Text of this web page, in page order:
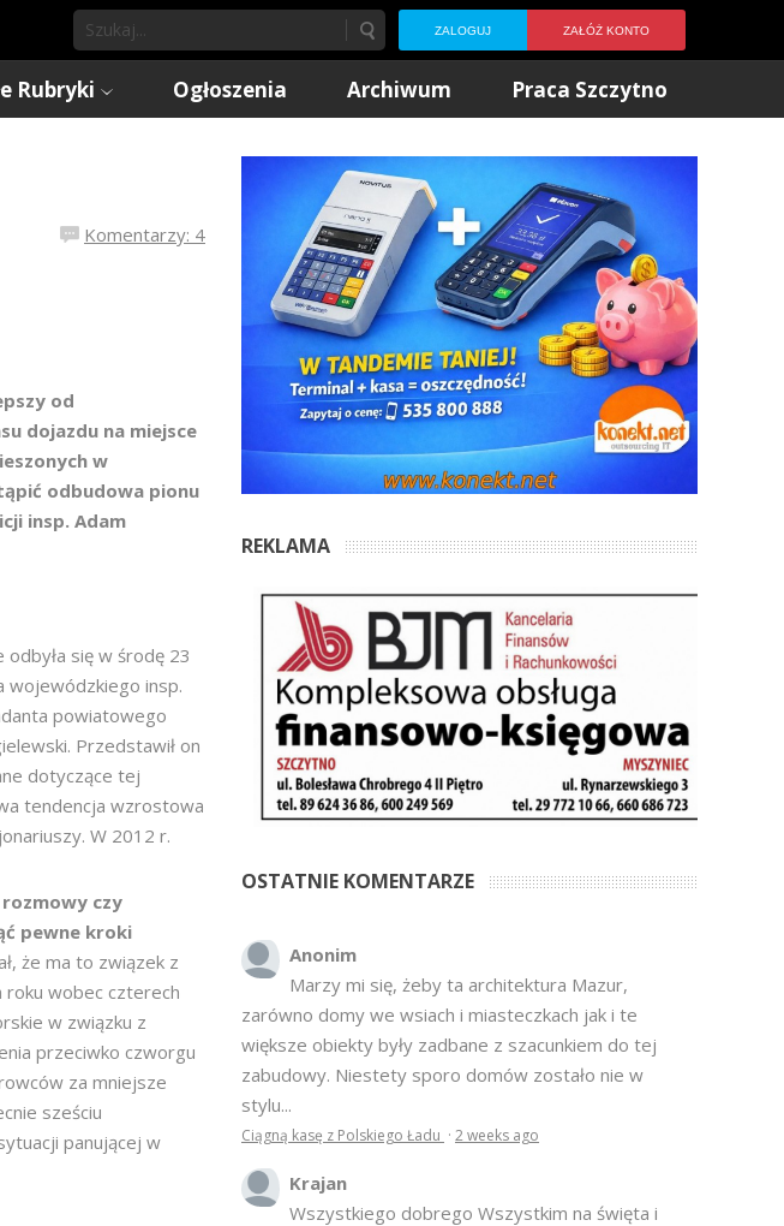
ZALOGUJ ZAŁÓŻ KONTO
Rubryki Ogłoszenia Archiwum Praca Szczytno
Komentarzy: 4
od
dojazdu na miejsce
w
odbudowa pionu
insp. Adam
się w środę 23
wojewódzkiego insp.
powiatowego
Przedstawił on
dotyczące tej
tendencja wzrostowa
W 2012 r.
czy
pewne kroki
że ma to związek z
roku wobec czterech
w związku z
przeciwko czworgu
za mniejsze
sześciu
panującej w
REKLAMA
OSTATNIE KOMENTARZE
Anonim
Marzy mi się, żeby ta architektura Mazur,
zarówno domy we wsiach i miasteczkach jak i te
większe obiekty były zadbane z szacunkiem do tej
zabudowy. Niestety sporo domów zostało nie w
stylu...
Ciągną kasę z Polskiego Ładu · 2 weeks ago
Krajan
Wszystkiego dobrego Wszystkim na święta i